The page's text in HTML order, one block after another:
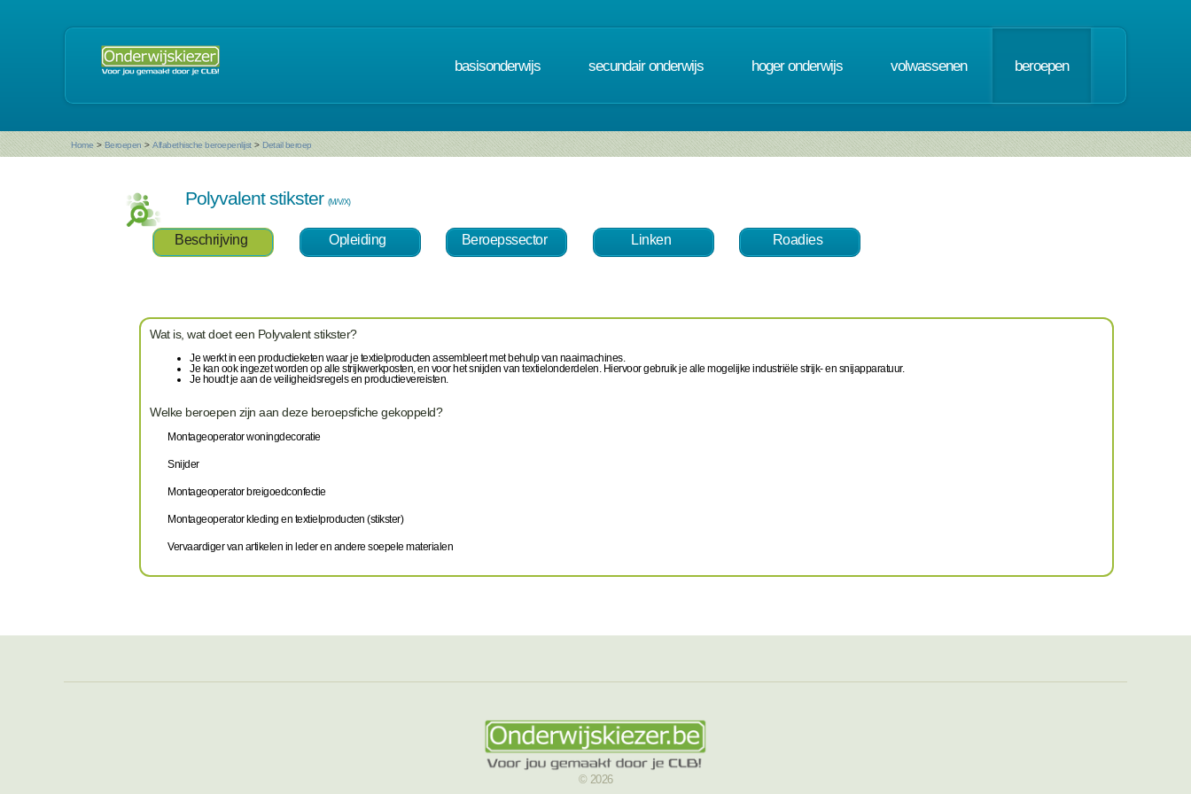
basisonderwijs secundair onderwijs hoger onderwijs volwassenen beroepen
Home > Beroepen > Alfabethische beroepenlijst > Detail beroep
Polyvalent stikster (M/V/X)
Beschrijving Opleiding Beroepssector Linken Roadies
Wat is, wat doet een Polyvalent stikster?
Je werkt in een productieketen waar je textielproducten assembleert met behulp van naaimachines.
Je kan ook ingezet worden op alle strijkwerkposten, en voor het snijden van textielonderdelen. Hiervoor gebruik je alle mogelijke industriële strijk- en snijapparatuur.
Je houdt je aan de veiligheidsregels en productievereisten.
Welke beroepen zijn aan deze beroepsfiche gekoppeld?
Montageoperator woningdecoratie
Snijder
Montageoperator breigoedconfectie
Montageoperator kleding en textielproducten (stikster)
Vervaardiger van artikelen in leder en andere soepele materialen
© 2026